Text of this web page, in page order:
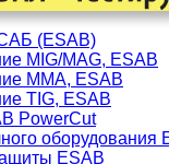
(ESAB)
MIG/MAG, ESAB
ММА, ESAB
TIG, ESAB
PowerCut
оборудования
ESAB